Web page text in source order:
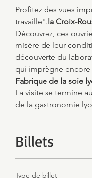
Profitez des vues
travaille".la Croix-
Découvrez, ces
misère de leur
découverte du
qui imprègne encore
Fabrique de la soie
La visite se termine au
de la gastronomie
Billets
Type de billet